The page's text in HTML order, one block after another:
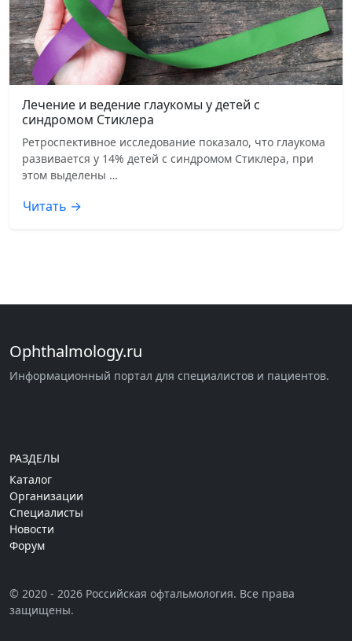
Лечение и ведение глаукомы у детей с
синдромом Стиклера
Ретроспективное исследование показало, что глаукома
развивается у 14% детей с синдромом Стиклера, при
этом выделены …
Читать →
Ophthalmology.ru
Информационный портал для специалистов и пациентов.
РАЗДЕЛЫ
Каталог
Организации
Специалисты
Новости
Форум
© 2020 - 2026 Российская офтальмология. Все права
защищены.